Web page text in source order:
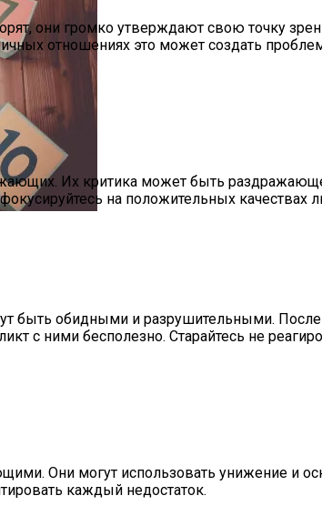
Для США?
Повезёт, А Каких Стоит Опасаться
они громко утверждают свою точку
отношениях это может создать
Их критика может быть
на положительных качествах
быть обидными и разрушительными. После
с ними бесполезно. Старайтесь не
Они могут использовать унижение и
каждый недостаток.